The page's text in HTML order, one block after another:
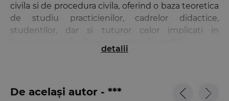
civila si de procedura civila, oferind o baza teoretica
de studiu practicienilor, cadrelor didactice,
studentilor, dar si tuturor celor implicati in
abrogate si al caror continut a fost absorbit in noile
detalii
De același autor - ***